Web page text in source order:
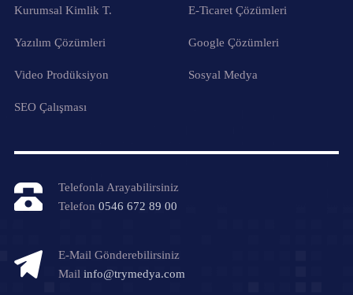
Kurumsal Kimlik T. E-Ticaret Çözümleri
Yazılım Çözümleri Google Çözümleri
Video Prodüksiyon Sosyal Medya
SEO Çalışması
Telefonla Arayabilirsiniz
Telefon 0546 672 89 00
E-Mail Gönderebilirsiniz
Mail info@trymedya.com